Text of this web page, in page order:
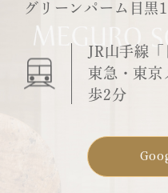
グリーンパーム目黒
JR山手線
東急・東京
歩2分